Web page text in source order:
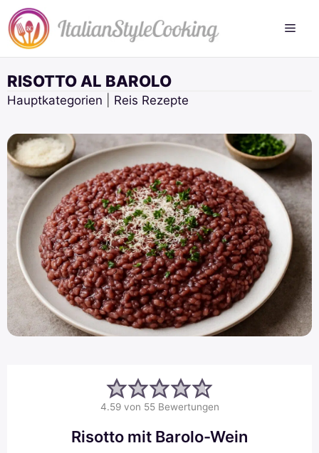
Zum
Inhalt
springen
RISOTTO AL BAROLO
Hauptkategorien Reis Rezepte
4.59von 55Bewertungen
Risotto mit Barolo-Wein